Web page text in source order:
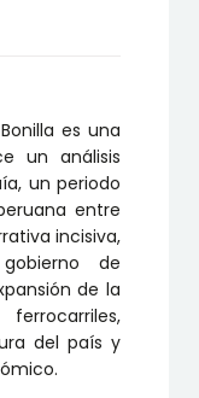
Bonilla es una
un análisis
un periodo
entre
incisiva,
de
de la
del país y